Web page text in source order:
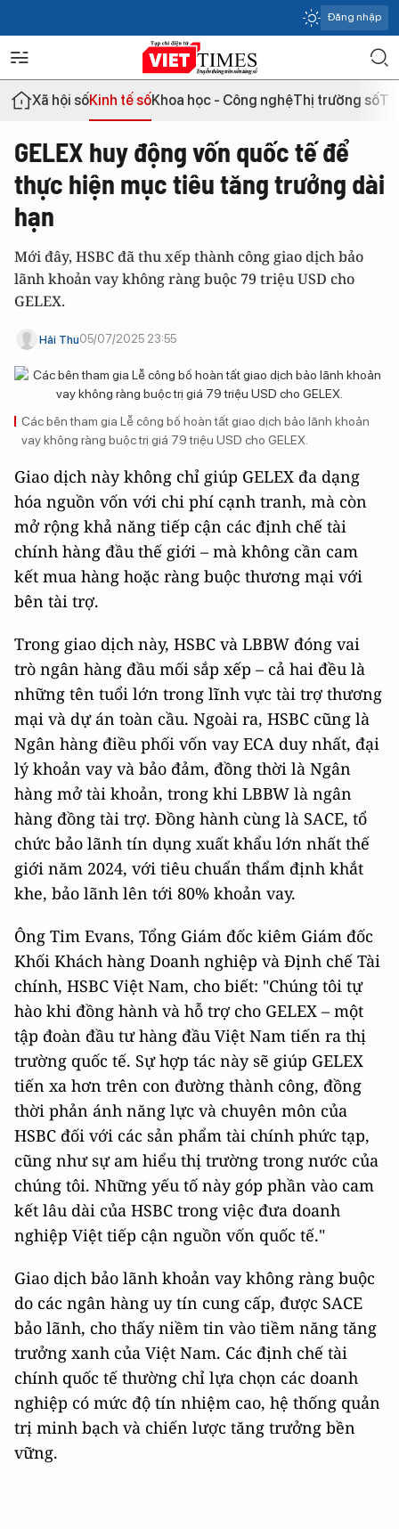
Đăng nhập
Xã hội sốKinh tế sốKhoa học - Công nghệThị trường số
GELEX huy động vốn quốc tế để
thực hiện mục tiêu tăng trưởng dài
hạn
Mới đây, HSBC đã thu xếp thành công giao dịch bảo
lãnh khoản vay không ràng buộc 79 triệu USD cho
GELEX.
Hải Thu05/07/2025 23:55
Các bên tham gia Lễ công bố hoàn tất giao dịch bảo lãnh khoản
vay không ràng buộc trị giá 79 triệu USD cho GELEX.
Giao dịch này không chỉ giúp GELEX đa dạng
hóa nguồn vốn với chi phí cạnh tranh, mà còn
mở rộng khả năng tiếp cận các định chế tài
chính hàng đầu thế giới – mà không cần cam
kết mua hàng hoặc ràng buộc thương mại với
bên tài trợ.
Trong giao dịch này, HSBC và LBBW đóng vai
trò ngân hàng đầu mối sắp xếp – cả hai đều là
những tên tuổi lớn trong lĩnh vực tài trợ thương
mại và dự án toàn cầu. Ngoài ra, HSBC cũng là
Ngân hàng điều phối vốn vay ECA duy nhất, đại
lý khoản vay và bảo đảm, đồng thời là Ngân
hàng mở tài khoản, trong khi LBBW là ngân
hàng đồng tài trợ. Đồng hành cùng là SACE, tổ
chức bảo lãnh tín dụng xuất khẩu lớn nhất thế
giới năm 2024, với tiêu chuẩn thẩm định khắt
khe, bảo lãnh lên tới 80% khoản vay.
Ông Tim Evans, Tổng Giám đốc kiêm Giám đốc
Khối Khách hàng Doanh nghiệp và Định chế Tài
chính, HSBC Việt Nam, cho biết: "Chúng tôi tự
hào khi đồng hành và hỗ trợ cho GELEX – một
tập đoàn đầu tư hàng đầu Việt Nam tiến ra thị
trường quốc tế. Sự hợp tác này sẽ giúp GELEX
tiến xa hơn trên con đường thành công, đồng
thời phản ánh năng lực và chuyên môn của
HSBC đối với các sản phẩm tài chính phức tạp,
cũng như sự am hiểu thị trường trong nước của
chúng tôi. Những yếu tố này góp phần vào cam
kết lâu dài của HSBC trong việc đưa doanh
nghiệp Việt tiếp cận nguồn vốn quốc tế."
Giao dịch bảo lãnh khoản vay không ràng buộc
do các ngân hàng uy tín cung cấp, được SACE
bảo lãnh, cho thấy niềm tin vào tiềm năng tăng
trưởng xanh của Việt Nam. Các định chế tài
chính quốc tế thường chỉ lựa chọn các doanh
nghiệp có mức độ tín nhiệm cao, hệ thống quản
trị minh bạch và chiến lược tăng trưởng bền
vững.